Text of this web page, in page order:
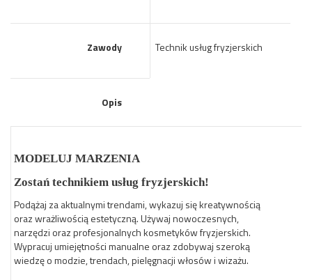
Zawody Technik usług fryzjerskich
Opis
MODELUJ MARZENIA
Zostań technikiem usług fryzjerskich!
Podążaj za aktualnymi trendami, wykazuj się kreatywnością
oraz wrażliwością estetyczną. Używaj nowoczesnych,
narzędzi oraz profesjonalnych kosmetyków fryzjerskich.
Wypracuj umiejętności manualne oraz zdobywaj szeroką
wiedzę o modzie, trendach, pielęgnacji włosów i wizażu.